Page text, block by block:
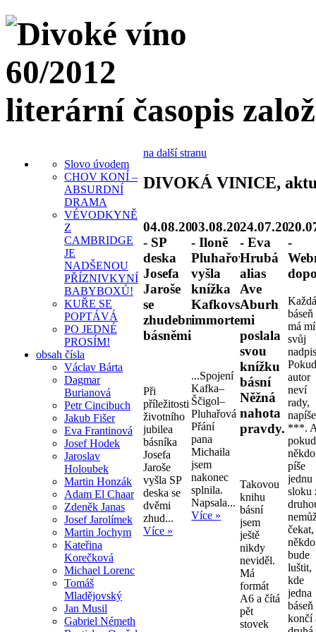
literární časopis
Slovo úvodem
CHOV KONÍ –
ABSURDNÍ
DRAMA
VÉVODKYNĚ
Z
CAMBRIDGE
JE
NADŠENOU
PŘÍZNIVKYNÍ
BABYBOXŮ!
KUŘE SE
POPTÁVÁ
PO JEDNÉ
PROSÍM!
obsah čísla
Václav Bárta
Dagmar
Burianová
Petr Cincibuch
Jakub Fišer
Eva Frantinová
Josef Hodek
Jaroslav
Holoubek
Martin Honzák
Adam El Chaar
Zdeněk Janas
Josef Jarolímek
Martin Jochym
Kateřina
Korečková
Michael Lorenc
Tomáš
Mladějovský
Jan Musil
Gabriel Németh
na další stranu
DIVOKÁ VINICE,
04.08.2026
- SP
deska
Josefa
Jaroše
se
zhudebněnými
básněmi
Při
příležitosti
životního
jubilea
básníka
Josefa
Jaroše
vyšla SP
deska se
dvěmi
zhud...
Více »
03.08.2026
- Iloně
Pluhařové
vyšla
knížka
Kafkovské
immortelly.
...Spojení
Kafka–
Ščigol–
Pluhařová
Přání
pana
Michaila
jsem
nakonec
splnila.
Napsala...
Více »
24.07.2026
- Eva
Hrubá
alias
Ave
Aburh
mi
poslala
svou
knížku
básní
Něžná
nahota
pravdy.
Takovou
knihu
básní
jsem
ještě
nikdy
neviděl.
Má
formát
A6 a čítá
pět
stovek
-
Každá
báseň
má
svůj
autor
neví
rady,
napíše
***.
pokud
někdo
píše
jednu
sloku
čekat,
někdo
bude
luštit,
kde
jedna
báseň
končí